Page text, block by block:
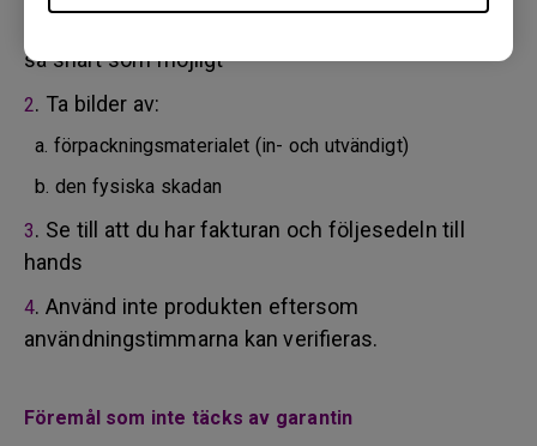
så snart som möjligt
2. Ta bilder av:
a. förpackningsmaterialet (in- och utvändigt)
b. den fysiska skadan
3. Se till att du har fakturan och följesedeln till
hands
4. Använd inte produkten eftersom
användningstimmarna kan verifieras.
Föremål som inte täcks av garantin